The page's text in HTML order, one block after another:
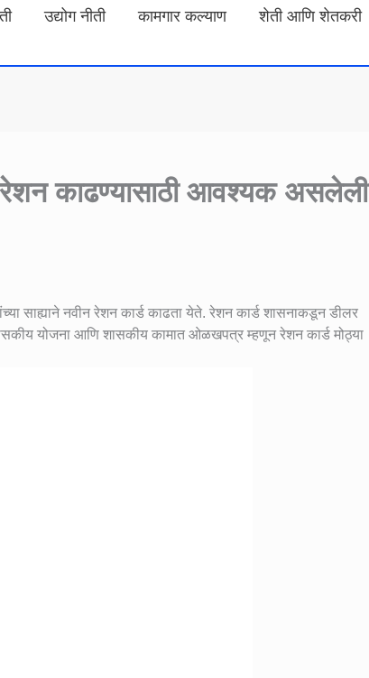
उद्योग नीती कामगार कल्याण शेती आणि शेतकरी
रेशन काढण्यासाठी आवश्यक असलेली
साह्याने नवीन रेशन कार्ड काढता येते. रेशन कार्ड शासनाकडून डीलर
योजना आणि शासकीय कामात ओळखपत्र म्हणून रेशन कार्ड मोठ्या